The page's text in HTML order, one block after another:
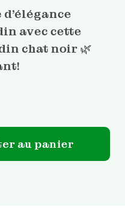
avec cette
chat noir 🌿
noir
au panier